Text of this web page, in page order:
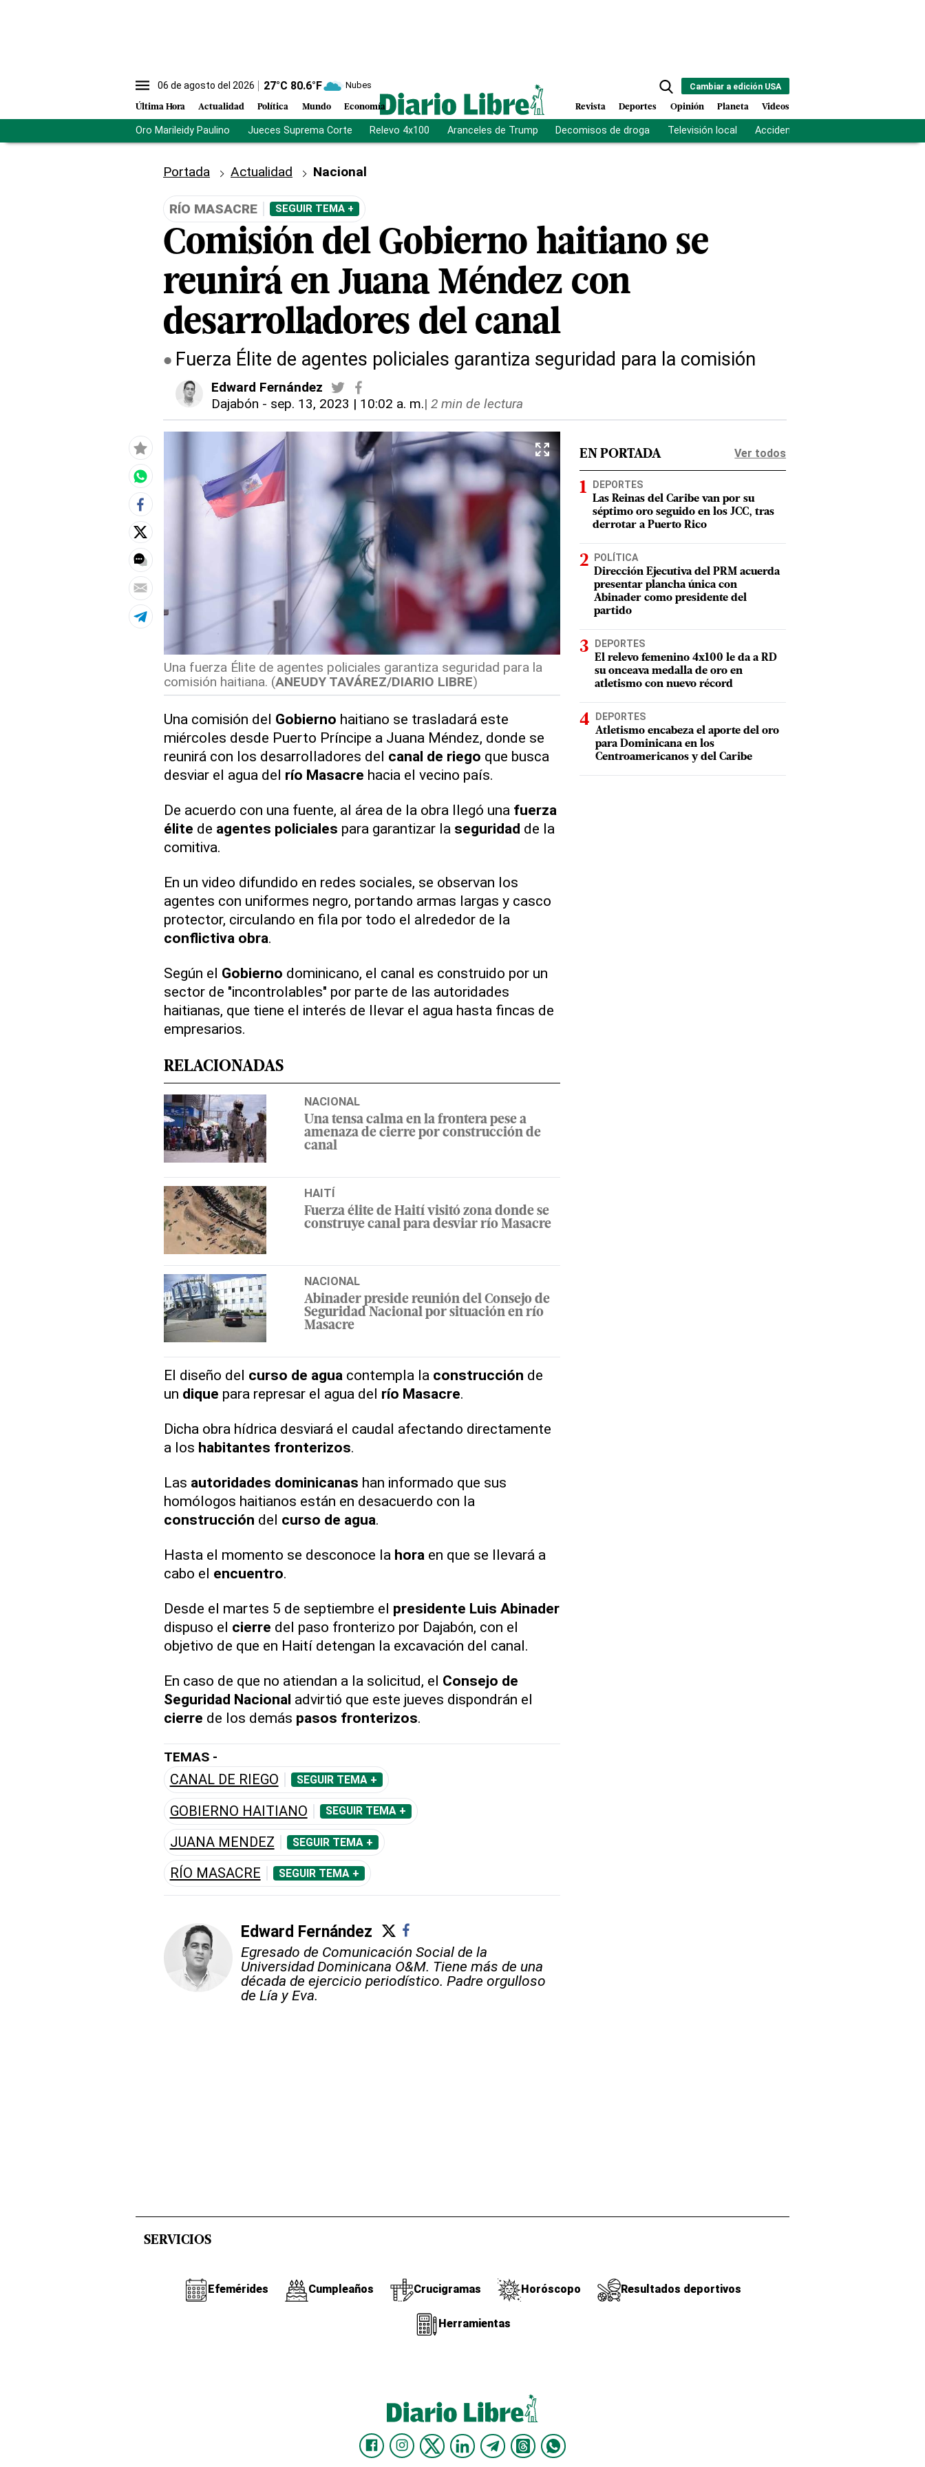
06 de agosto del 2026 27°C 80.6°F Nubes
Última Hora Actualidad Política Mundo Economía
Cambiar a edición USA
Revista Deportes Opinión Planeta Videos
Oro Marileidy Paulino Jueces Suprema Corte Relevo 4x100 Aranceles de Trump Decomisos de droga Televisión local Accidente Los Ríos
Portada Actualidad Nacional
RÍO MASACRE SEGUIR TEMA +
Comisión del Gobierno haitiano se
reunirá en Juana Méndez con
desarrolladores del canal
Fuerza Élite de agentes policiales garantiza seguridad para la comisión
Edward Fernández
Dajabón - sep. 13, 2023 | 10:02 a. m.| 2 min de lectura
Una fuerza Élite de agentes policiales garantiza seguridad para la
comisión haitiana. (ANEUDY TAVÁREZ/DIARIO LIBRE)
Una comisión del Gobierno haitiano se trasladará este
miércoles desde Puerto Príncipe a Juana Méndez, donde se
reunirá con los desarrolladores del canal de riego que busca
desviar el agua del río Masacre hacia el vecino país.
De acuerdo con una fuente, al área de la obra llegó una fuerza
élite de agentes policiales para garantizar la seguridad de la
comitiva.
En un video difundido en redes sociales, se observan los
agentes con uniformes negro, portando armas largas y casco
protector, circulando en fila por todo el alrededor de la
conflictiva obra.
Según el Gobierno dominicano, el canal es construido por un
sector de "incontrolables" por parte de las autoridades
haitianas, que tiene el interés de llevar el agua hasta fincas de
empresarios.
RELACIONADAS
NACIONAL
Una tensa calma en la frontera pese a
amenaza de cierre por construcción de
canal
HAITÍ
Fuerza élite de Haití visitó zona donde se
construye canal para desviar río Masacre
NACIONAL
Abinader preside reunión del Consejo de
Seguridad Nacional por situación en río
Masacre
El diseño del curso de aguacontempla la construcción de
un dique para represar el agua del río Masacre.
Dicha obra hídrica desviará el caudal afectando directamente
a los habitantes fronterizos.
Las autoridades dominicanas han informado que sus
homólogos haitianos están en desacuerdo con la
construcción del curso de agua.
Hasta el momento se desconoce la horaen que se llevará a
cabo el encuentro.
Desde el martes 5 de septiembre el presidente Luis Abinader
dispuso el cierre del paso fronterizo por Dajabón, con el
objetivo de que en Haití detengan la excavación del canal.
En caso de que no atiendan a la solicitud, el Consejo de
Seguridad Nacional advirtió que este jueves dispondrán el
cierre de los demás pasos fronterizos.
TEMAS -
CANAL DE RIEGO SEGUIR TEMA +
GOBIERNO HAITIANO SEGUIR TEMA +
JUANA MENDEZ SEGUIR TEMA +
RÍO MASACRE SEGUIR TEMA +
Edward Fernández
Egresado de Comunicación Social de la
Universidad Dominicana O&M. Tiene más de una
década de ejercicio periodístico. Padre orgulloso
de Lía y Eva.
EN PORTADA Ver todos
DEPORTES
Las Reinas del Caribe van por su
séptimo oro seguido en los JCC, tras
derrotar a Puerto Rico
POLÍTICA
Dirección Ejecutiva del PRM acuerda
presentar plancha única con
Abinader como presidente del
partido
DEPORTES
El relevo femenino 4x100 le da a RD
su onceava medalla de oro en
atletismo con nuevo récord
DEPORTES
Atletismo encabeza el aporte del oro
para Dominicana en los
Centroamericanos y del Caribe
SERVICIOS
Efemérides Cumpleaños Crucigramas Horóscopo Resultados deportivos
Herramientas